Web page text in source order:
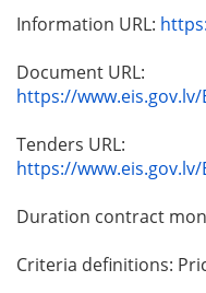
Information URL:
Document URL:
https://
Tenders URL:
https://
Duration contract
Criteria definitions: